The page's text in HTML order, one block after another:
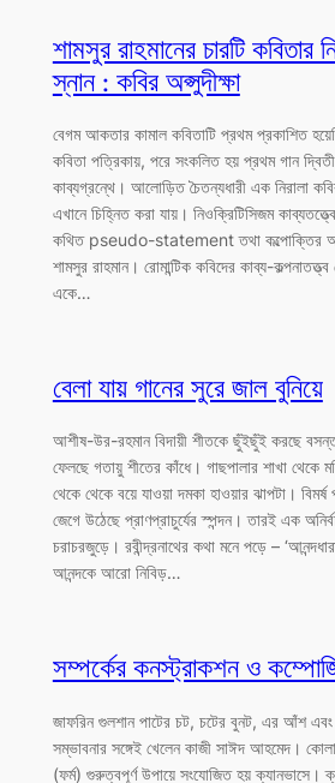
শামসুর রাহমানের চারটি কবিতার
স্নান : কবির অপ্সুদীক্ষা
বেগম আকতার কামাল কবিতাটি প্রথম প্রকাশিত
কবিতা পত্রিকায়, পরে সংকলিত হয় প্রথম গান
কাব্যগ্রন্থে। আলোড়িত চৈতন্যধারী এক নিরালা
এখানে চিহ্নিত করা যায়। নিওক্রিটিসিজম
কথিত pseudo-statement তথা কল্পোক্তির
শামসুর রাহমান। রোমান্টিক কবিদের কাব্য-
একে…
বেলা যায় গানের সুরে জাল বুনিয়ে
আশীষ-উর-রহমান বিদায়ী শীতকে ছুঁইছুঁই করছে
ফেলছে গতায়ু শীতের কাঁধে। গাছপালার শাখা থেকে
থেকে থেকে বয়ে যাওয়া দমকা হাওয়ার ঝাপটা।
জেগে উঠেছে প্রাণপ্রাচুর্যের স্পন্দন। তারই এক
চরাচরজুড়ে। রবীন্দ্রনাথের কথা মনে পড়ে –
আনন্দকে আরো নিবিড়…
সম্পর্কের কনস্ট্রাকশন ও
জাফরিন গুলশান পাটের চট, চটের বুনট, এর আঁশ
সম্ভাবনার সঙ্গেই খেলেন কাজী সাঈদ আহমেদ।
(ফর্ম) গুরুত্বপূর্ণ উপায়ে সংযোজিত হয় ক্যানভাসে।